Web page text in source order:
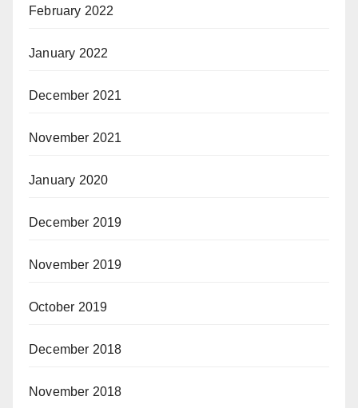
February 2022
January 2022
December 2021
November 2021
January 2020
December 2019
November 2019
October 2019
December 2018
November 2018